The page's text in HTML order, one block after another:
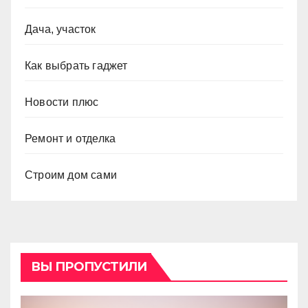
Дача, участок
Как выбрать гаджет
Новости плюс
Ремонт и отделка
Строим дом сами
ВЫ ПРОПУСТИЛИ